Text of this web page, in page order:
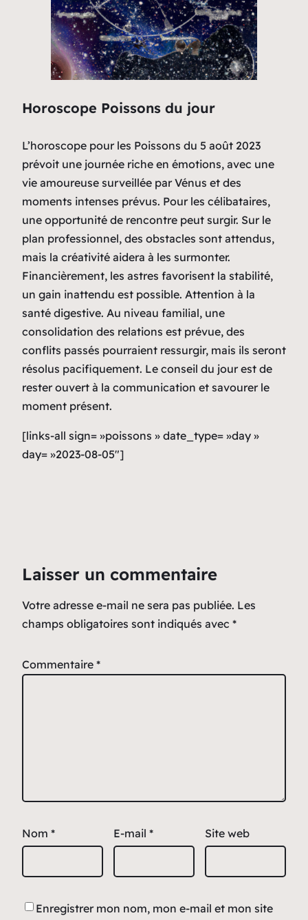
Horoscope Poissons du jour
L’horoscope pour les Poissons du 5 août 2023
prévoit une journée riche en émotions, avec une
vie amoureuse surveillée par Vénus et des
moments intenses prévus. Pour les célibataires,
une opportunité de rencontre peut surgir. Sur le
plan professionnel, des obstacles sont attendus,
mais la créativité aidera à les surmonter.
Financièrement, les astres favorisent la stabilité,
un gain inattendu est possible. Attention à la
santé digestive. Au niveau familial, une
consolidation des relations est prévue, des
conflits passés pourraient ressurgir, mais ils seront
résolus pacifiquement. Le conseil du jour est de
rester ouvert à la communication et savourer le
moment présent.
[links-all sign= »poissons » date_type= »day »
day= »2023-08-05″]
Laisser un commentaire
Votre adresse e-mail ne sera pas publiée. Les
champs obligatoires sont indiqués avec *
Commentaire *
Nom * E-mail * Site web
Enregistrer mon nom, mon e-mail et mon site